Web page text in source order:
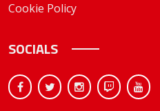
Cookie Policy
SOCIALS